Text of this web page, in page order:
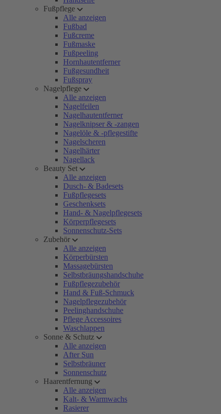
Fußpflege
Alle anzeigen
Fußbad
Fußcreme
Fußmaske
Fußpeeling
Hornhautentferner
Fußgesundheit
Fußspray
Nagelpflege
Alle anzeigen
Nagelfeilen
Nagelhautentferner
Nagelknipser & -zangen
Nagelöle & -pflegestifte
Nagelscheren
Nagelhärter
Nagellack
Beauty Set
Alle anzeigen
Dusch- & Badesets
Fußpflegesets
Geschenksets
Hand- & Nagelpflegesets
Körperpflegesets
Sonnenschutz-Sets
Zubehör
Alle anzeigen
Körperbürsten
Massagebürsten
Selbstbräungshandschuhe
Fußpflegezubehör
Hand & Fuß-Schmuck
Nagelpflegezubehör
Peelinghandschuhe
Pflege Accessoires
Waschlappen
Sonne & Schutz
Alle anzeigen
After Sun
Selbstbräuner
Sonnenschutz
Haarentfernung
Alle anzeigen
Kalt- & Warmwachs
Rasierer